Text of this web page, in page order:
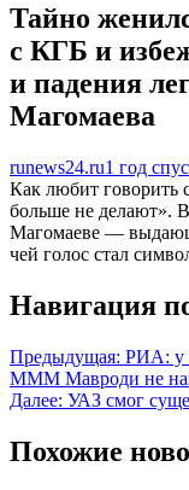
Тайно
с КГБ и
и падения
Магомаева
runews24.ru1 год
Как любит говорить
больше не делают».
Магомаеве —
чей голос стал
Навигация
Предыдущая: РИА: у
МММ Мавроди не
Далее: УАЗ смог
Похожие